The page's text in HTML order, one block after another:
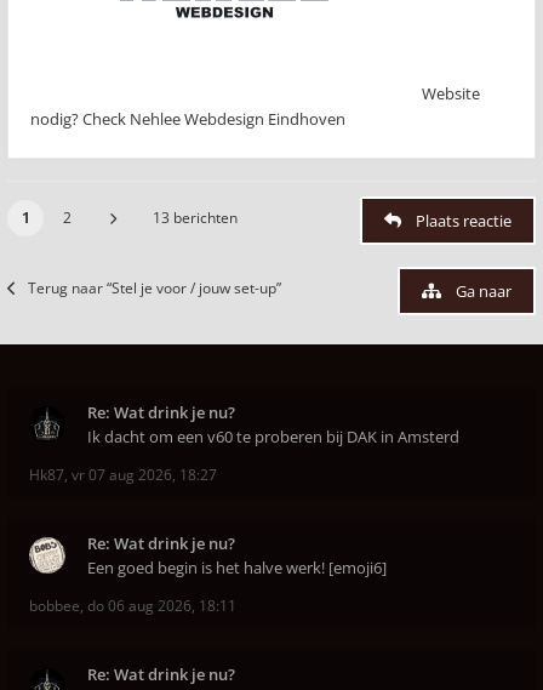
Website
nodig? Check Nehlee Webdesign Eindhoven
1 2 13 berichten Plaats reactie
Terug naar “Stel je voor / jouw set-up” Ga naar
Re: Wat drink je nu?
Ik dacht om een v60 te proberen bij DAK in Amsterd
Hk87, vr 07 aug 2026, 18:27
Re: Wat drink je nu?
Een goed begin is het halve werk! [emoji6]
bobbee, do 06 aug 2026, 18:11
Re: Wat drink je nu?